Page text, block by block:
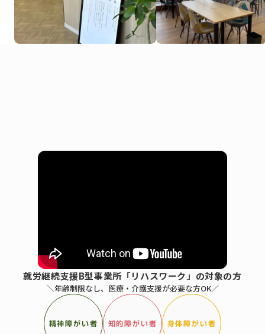
就労継続支援B型事業所「リハスワーク」の対象の方
＼年齢制限なし、医療・介護支援が必要な方OK／
精神障がい者 知的障がい者 身体障がい者